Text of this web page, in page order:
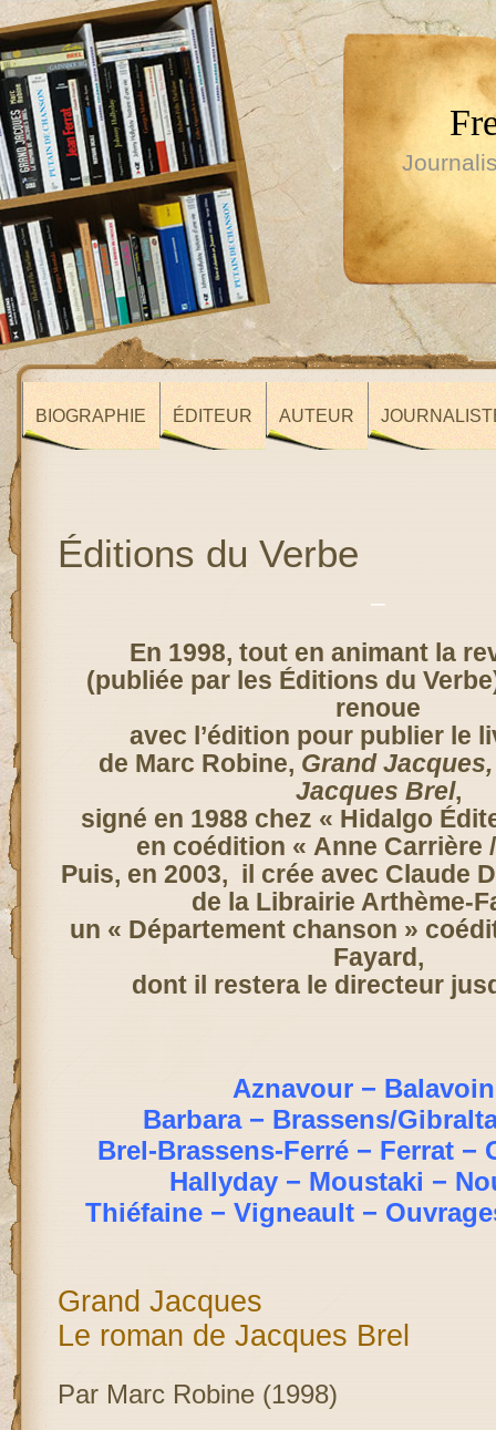
BIOGRAPHIE ÉDITEUR AUTEUR
Éditions du Verbe
–
En 1998, tout en animant la
(publiée par les Éditions du
renoue
avec l’édition pour publier le
de Marc Robine, Grand
Jacques Brel,
signé en 1988 chez « Hidalgo
en coédition « Anne Carrière
Puis, en 2003, il crée avec Claude
de la Librairie Arthème-
un « Département chanson »
Fayard,
dont il restera le directeur
Aznavour−
Barbara− Brassens/
Brel-Brassens-Ferré − Ferrat −
Hallyday− Moustaki −
Thiéfaine − Vigneault −
Grand Jacques
Le roman de Jacques Brel
Par Marc Robine (1998)